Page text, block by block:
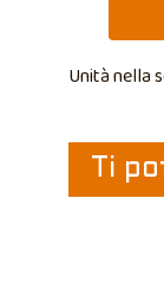
Unità nella
Ti